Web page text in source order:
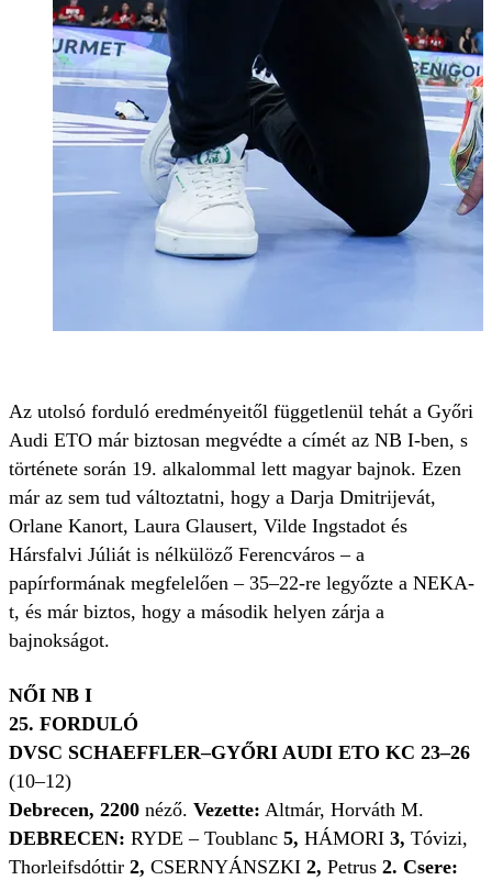
Az utolsó forduló eredményeitől függetlenül tehát a Győri
Audi ETO már biztosan megvédte a címét az NB I-ben, s
története során 19. alkalommal lett magyar bajnok. Ezen
már az sem tud változtatni, hogy a Darja Dmitrijevát,
Orlane Kanort, Laura Glausert, Vilde Ingstadot és
Hársfalvi Júliát is nélkülöző Ferencváros – a
papírformának megfelelően – 35–22-re legyőzte a NEKA-
t, és már biztos, hogy a második helyen zárja a
bajnokságot.
NŐI NB I
25. FORDULÓ
DVSC SCHAEFFLER–GYŐRI AUDI ETO KC 23–26
(10–12)
Debrecen, 2200 néző. Vezette: Altmár, Horváth M.
DEBRECEN: RYDE – Toublanc 5, HÁMORI 3, Tóvizi,
Thorleifsdóttir 2, CSERNYÁNSZKI 2, Petrus 2. Csere: